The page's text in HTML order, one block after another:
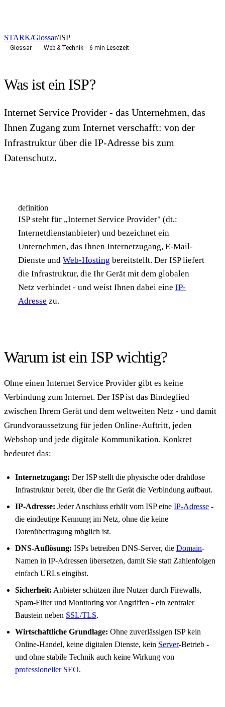
STARK/Glossar/ISP
Glossar Web & Technik 6 min Lesezeit
Was ist ein ISP?
Internet Service Provider - das Unternehmen, das
Ihnen Zugang zum Internet verschafft: von der
Infrastruktur über die IP-Adresse bis zum
Datenschutz.
definition
ISP steht für „Internet Service Provider" (dt.:
Internetdienstanbieter) und bezeichnet ein
Unternehmen, das Ihnen Internetzugang, E-Mail-
Dienste und Web-Hosting bereitstellt. Der ISP liefert
die Infrastruktur, die Ihr Gerät mit dem globalen
Netz verbindet - und weist Ihnen dabei eine IP-
Adresse zu.
Warum ist ein ISP wichtig?
Ohne einen Internet Service Provider gibt es keine
Verbindung zum Internet. Der ISP ist das Bindeglied
zwischen Ihrem Gerät und dem weltweiten Netz - und damit
Grundvoraussetzung für jeden Online-Auftritt, jeden
Webshop und jede digitale Kommunikation. Konkret
bedeutet das:
Internetzugang: Der ISP stellt die physische oder drahtlose
Infrastruktur bereit, über die Ihr Gerät die Verbindung aufbaut.
IP-Adresse: Jeder Anschluss erhält vom ISP eine IP-Adresse -
die eindeutige Kennung im Netz, ohne die keine
Datenübertragung möglich ist.
DNS-Auflösung: ISPs betreiben DNS-Server, die Domain-
Namen in IP-Adressen übersetzen, damit Sie statt Zahlenfolgen
einfach URLs eingibst.
Sicherheit: Anbieter schützen ihre Nutzer durch Firewalls,
Spam-Filter und Monitoring vor Angriffen - ein zentraler
Baustein neben SSL/TLS.
Wirtschaftliche Grundlage: Ohne zuverlässigen ISP kein
Online-Handel, keine digitalen Dienste, kein Server-Betrieb -
und ohne stabile Technik auch keine Wirkung von
professioneller SEO.